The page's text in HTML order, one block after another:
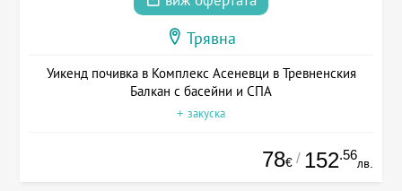
Трявна
Уикенд почивка в Комплекс Асеневци в Тревненския
Балкан с басейни и СПА
+ закуска
78€ / 152.56
лв.